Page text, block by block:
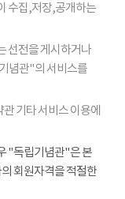
수집,저장,공개하는
선전을 게시하거나
념관"의 서비스를
기타 서비스 이용에
"독립기념관"은 본
회원자격을 적절한